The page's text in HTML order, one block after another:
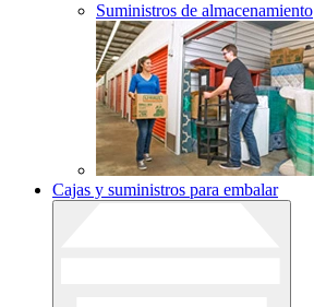
Suministros de almacenamiento
Cajas y suministros para embalar